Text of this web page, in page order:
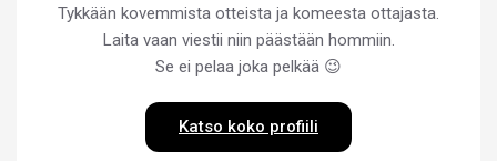
Tykkään kovemmista otteista ja komeesta ottajasta.
Laita vaan viestii niin päästään hommiin.
Se ei pelaa joka pelkää 😉
Katso koko profiili